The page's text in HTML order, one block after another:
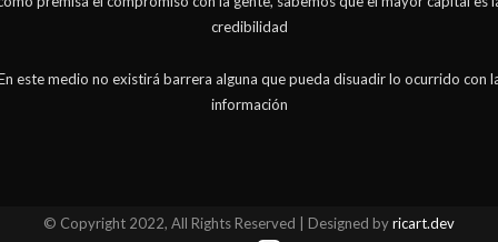
credibilidad
este medio no existirá barrera alguna que pueda disuadir lo ocurrido con
información
© Copyright 2022, All Rights Reserved | Designed byricart.dev